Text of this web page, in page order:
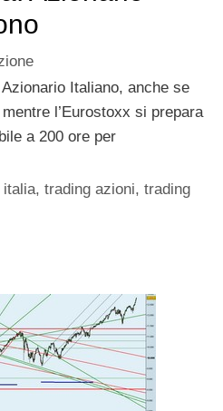
Italiano, anche se
l’Eurostoxx si prepara
a 200 ore per
italia,trading azioni,trading